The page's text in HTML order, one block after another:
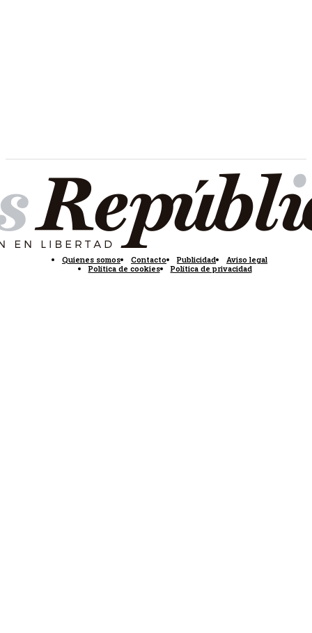
Quienes somos Contacto Publicidad
Aviso legal
Política de cookies
Política de privacidad